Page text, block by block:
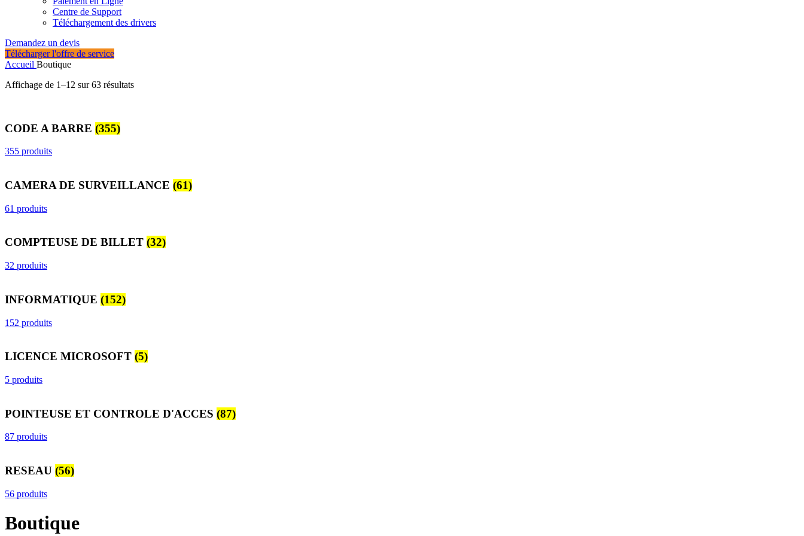
Centre de Support
Téléchargement des drivers
Demandez un devis
Télécharger l'offre de service
Accueil Boutique
Affichage de 1–12 sur 63 résultatsTrié
CODE A BARRE (355)
355 produits
CAMERA DE SURVEILLANCE (61)
61 produits
COMPTEUSE DE BILLET (32)
32 produits
INFORMATIQUE (152)
152 produits
LICENCE MICROSOFT (5)
5 produits
POINTEUSE ET CONTROLE D'ACCES (87)
87 produits
RESEAU (56)
56 produits
Boutique